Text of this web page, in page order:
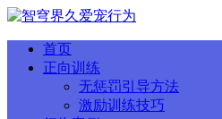
首页
正向训练
无惩罚引导方法
激励训练技巧